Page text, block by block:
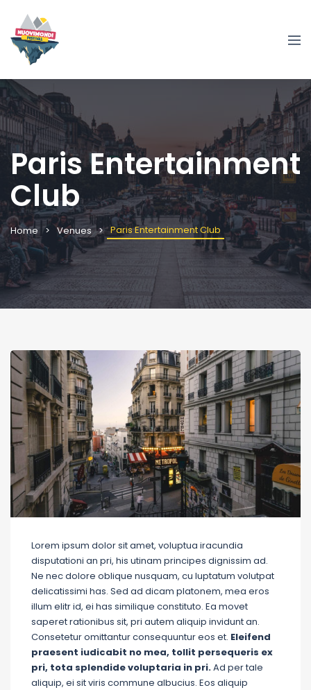
Paris Entertainment
Club
Home Venues Paris Entertainment Club
Lorem ipsum dolor sit amet, voluptua iracundia
disputationi an pri, his utinam principes dignissim ad.
Ne nec dolore oblique nusquam, cu luptatum volutpat
delicatissimi has. Sed ad dicam platonem, mea eros
illum elitr id, ei has similique constituto. Ea movet
saperet rationibus sit, pri autem aliquip invidunt an.
Consetetur omittantur consequuntur eos et. Eleifend
praesent iudicabit no mea, tollit persequeris ex
pri, tota splendide voluptaria in pri.Ad per tale
aliquip, ei sit viris commune albucius. Eos aliquip